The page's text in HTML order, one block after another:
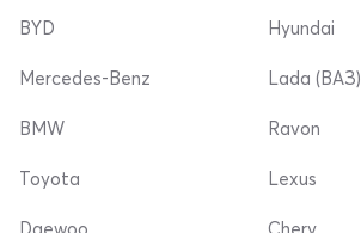
BYD
Mercedes-Benz
Hyundai
Lada (ВАЗ)
BMW
Toyota
Ravon
Lexus